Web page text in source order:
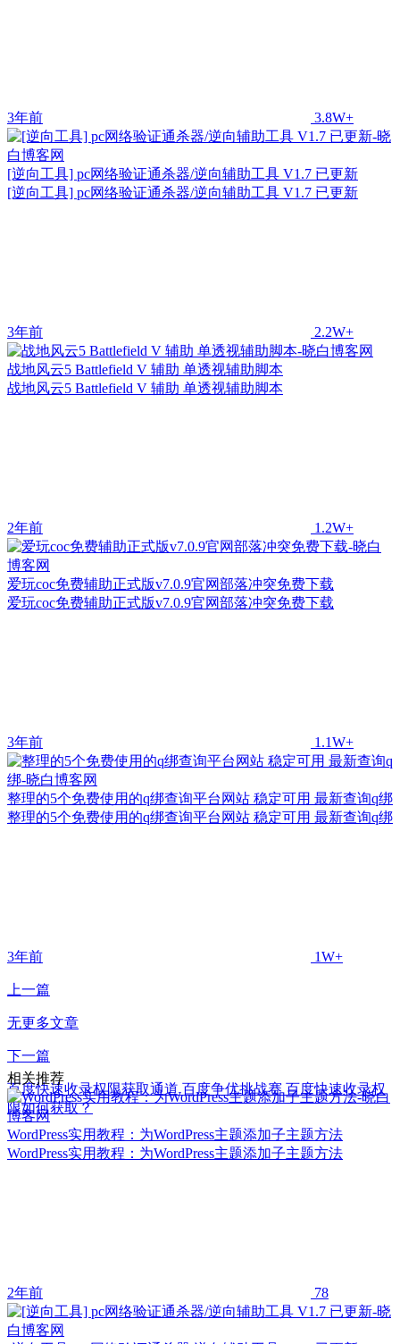
3年前 3.8W+
[逆向工具] pc网络验证通杀器/逆向辅助工具 V1.7 已更新
[逆向工具] pc网络验证通杀器/逆向辅助工具 V1.7 已更新
3年前 2.2W+
战地风云5 Battlefield V 辅助 单透视辅助脚本
战地风云5 Battlefield V 辅助 单透视辅助脚本
2年前 1.2W+
爱玩coc免费辅助正式版v7.0.9官网部落冲突免费下载
爱玩coc免费辅助正式版v7.0.9官网部落冲突免费下载
3年前 1.1W+
整理的5个免费使用的q绑查询平台网站 稳定可用 最新查询q绑
整理的5个免费使用的q绑查询平台网站 稳定可用 最新查询q绑
3年前 1W+
上一篇
无更多文章
下一篇
百度快速收录权限获取通道 百度争优挑战赛 百度快速收录权
限如何获取？
相关推荐
WordPress实用教程：为WordPress主题添加子主题方法
WordPress实用教程：为WordPress主题添加子主题方法
2年前 78